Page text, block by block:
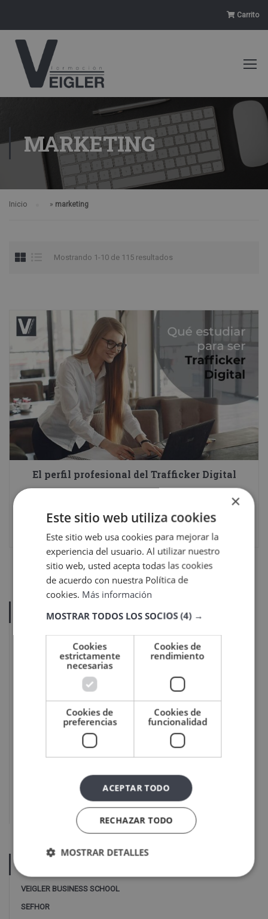
Carrito
MARKETING
Inicio » marketing
Mostrando 1-10 de 115 resultados
El perfil profesional del Trafficker Digital
ÚLTIMOS POSTS
Sello Cum laude 2026: un
reconocimiento al compromiso de
Veigler Formación
22
La historia de la belleza: origen, quién
la creó y evolución
26
¿Qué es la neuropsicología infantil?
VEIGLER BUSINESS SCHOOL
SEFHOR
×
Este sitio web utiliza cookies
Este sitio web usa cookies para mejorar la
experiencia del usuario. Al utilizar nuestro
sitio web, usted acepta todas las cookies
de acuerdo con nuestra Política de
cookies. Más información
MOSTRAR TODOS LOS SOCIOS(4) →
Cookies
estrictamente
necesarias
Cookies de
rendimiento
Cookies de
preferencias
Cookies de
funcionalidad
ACEPTAR TODO
RECHAZAR TODO
MOSTRAR DETALLES